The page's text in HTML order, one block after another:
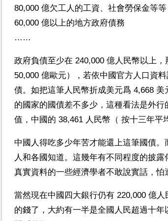
80,000 億欠工人的工資、社會勞保金等等
60,000 億以上的地方政府債務
……
政府負債至少在 240,000 億人民幣以上
50,000 億歐元），若依中國官方人口資
債。如把這筆人民幣折成美元爲 4,668
的國家的國債差不多少，這種看法是外
值，中國的 38,461 人民幣（ 按十三年平
中國人得吃多少年苦才能還上這筆國債
人和各國知道。這幾年有不同程度的披
真實資料的一些經濟學者不敢說實話，怕
當然現在中國四大銀行仍有 220,000 億
的錢了，大約有一半是全國人民超過十